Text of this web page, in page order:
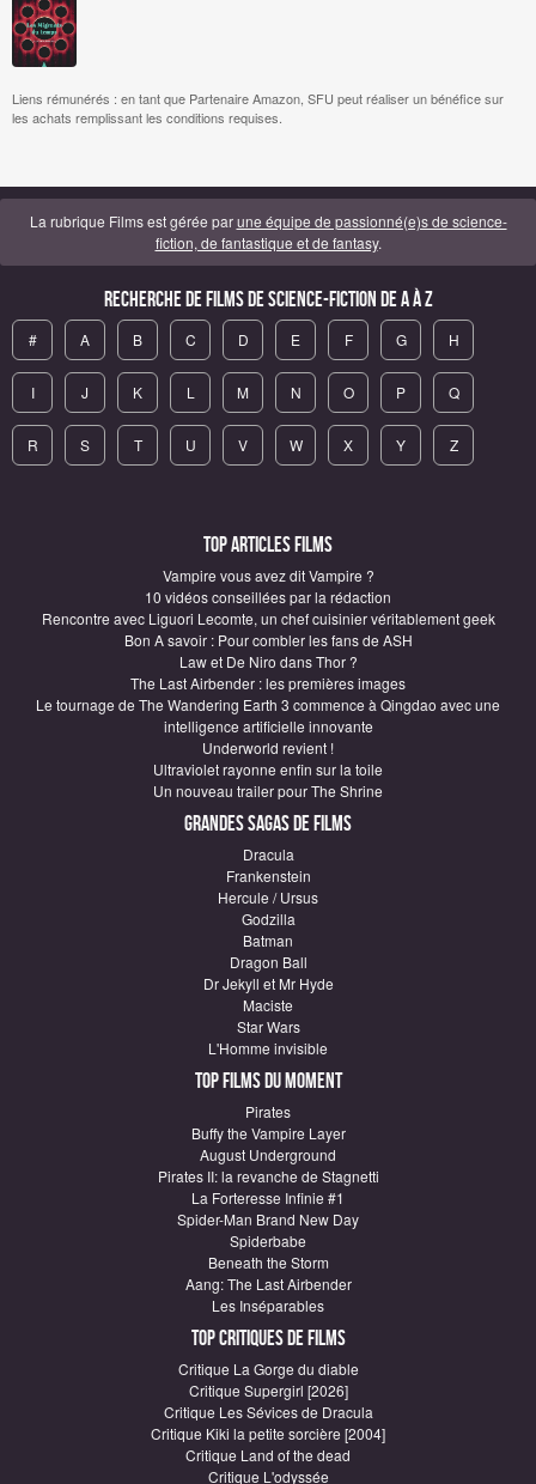
Liens rémunérés : en tant que Partenaire Amazon, SFU peut réaliser un bénéfice sur
les achats remplissant les conditions requises.
La rubrique Films est gérée parune équipe de passionné(e)s de science-
fiction, de fantastique et de fantasy.
Recherche de Films de science-fiction de A à Z
# A B C D E F G H
I J K L M N O P Q
R S T U V W X Y Z
Top articles Films
Vampire vous avez dit Vampire ?
10 vidéos conseillées par la rédaction
Rencontre avec Liguori Lecomte, un chef cuisinier véritablement geek
Bon A savoir : Pour combler les fans de ASH
Law et De Niro dans Thor ?
The Last Airbender : les premières images
Le tournage de The Wandering Earth 3 commence à Qingdao avec une
intelligence artificielle innovante
Underworld revient !
Ultraviolet rayonne enfin sur la toile
Un nouveau trailer pour The Shrine
Grandes sagas de Films
Dracula
Frankenstein
Hercule / Ursus
Godzilla
Batman
Dragon Ball
Dr Jekyll et Mr Hyde
Maciste
Star Wars
L'Homme invisible
Top Films du moment
Pirates
Buffy the Vampire Layer
August Underground
Pirates II: la revanche de Stagnetti
La Forteresse Infinie #1
Spider-Man Brand New Day
Spiderbabe
Beneath the Storm
Aang: The Last Airbender
Les Inséparables
Top critiques de Films
Critique La Gorge du diable
Critique Supergirl [2026]
Critique Les Sévices de Dracula
Critique Kiki la petite sorcière [2004]
Critique Land of the dead
Critique L'odyssée